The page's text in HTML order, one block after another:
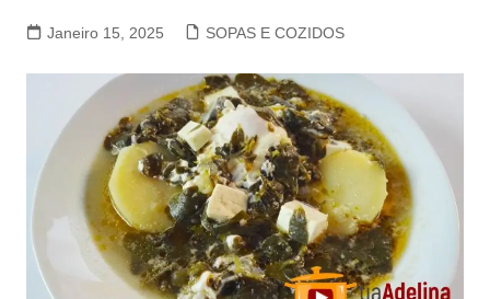
Janeiro 15, 2025 SOPAS E COZIDOS